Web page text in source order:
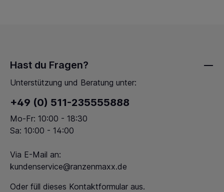
Hast du Fragen?
Unterstützung und Beratung unter:
+49 (0) 511-235555888
Mo-Fr: 10:00 - 18:30
Sa: 10:00 - 14:00
Via E-Mail an:
kundenservice@ranzenmaxx.de
Oder füll dieses Kontaktformular aus.